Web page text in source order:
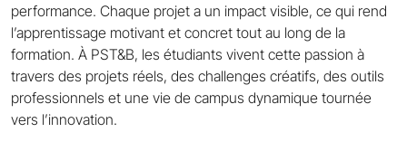
performance. Chaque projet a un impact visible, ce qui rend
l’apprentissage motivant et concret tout au long de la
formation. À PST&B, les étudiants vivent cette passion à
travers des projets réels, des challenges créatifs, des outils
professionnels et une vie de campus dynamique tournée
vers l’innovation.